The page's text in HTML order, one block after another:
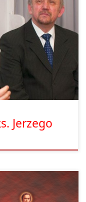
Popiełuszki
w Instytucie
Grzegorz Iwiński
i bratową –
obszerne
Na początku może
Jerzego